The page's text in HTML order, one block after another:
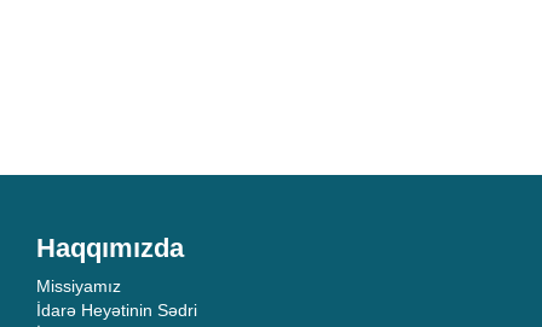
Haqqımızda
Missiyamız
İdarə Heyətinin Sədri